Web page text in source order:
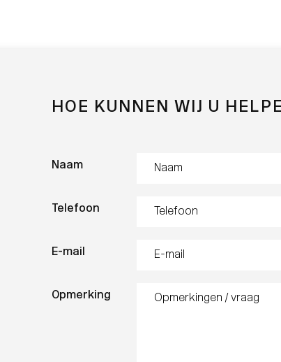
HOE KUNNEN WIJ U
Naam
Telefoon
E-mail
Opmerking